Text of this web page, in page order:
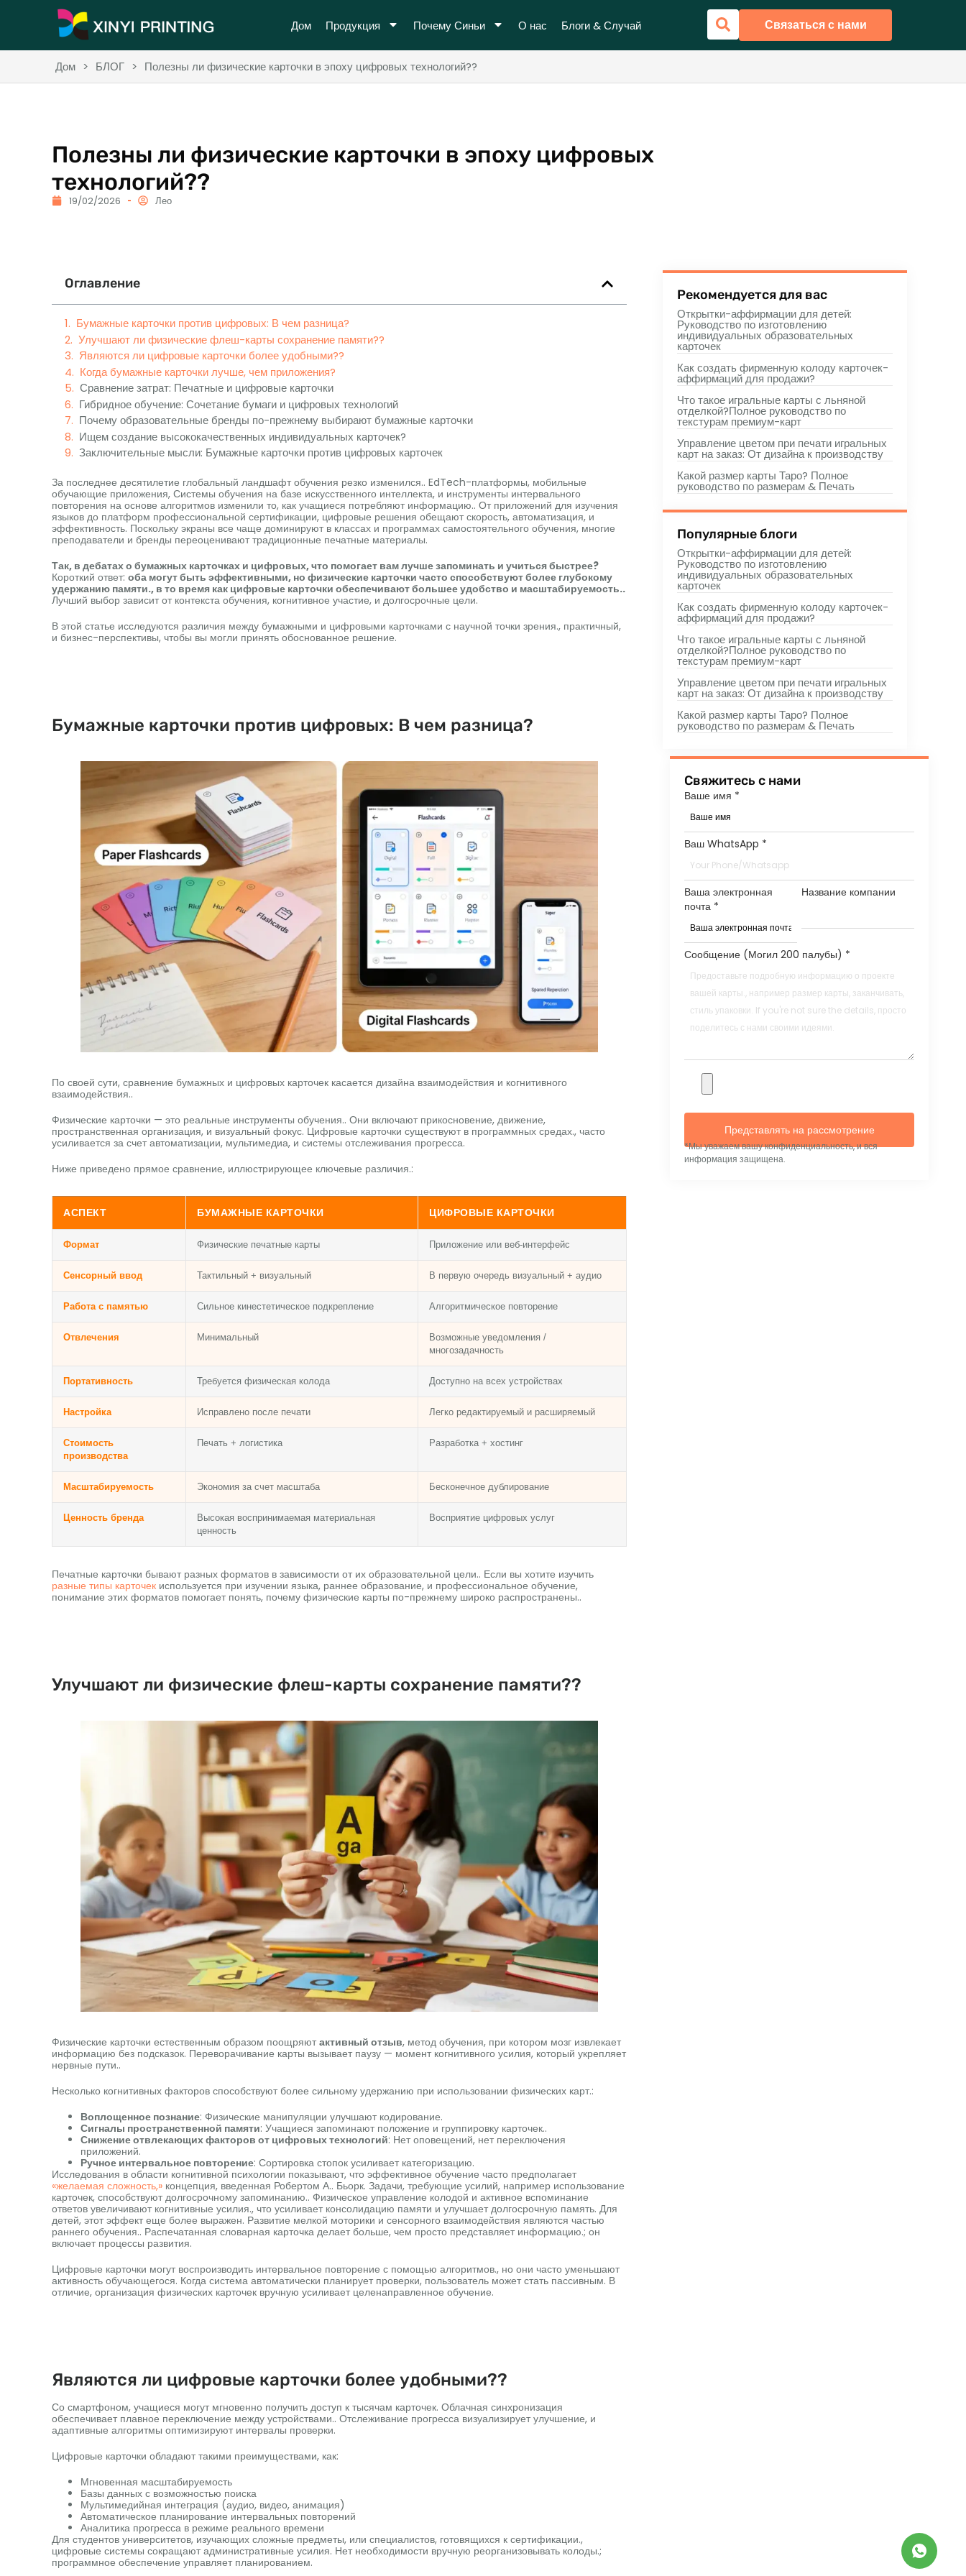
Дом Продукция Почему Синьи О нас Блоги & Случай Связаться с нами
Дом > БЛОГ > Полезны ли физические карточки в эпоху цифровых технологий??
Полезны ли физические карточки в эпоху цифровых
технологий??
19/02/2026 Лео
Оглавление
Бумажные карточки против цифровых: В чем разница?
Улучшают ли физические флеш-карты сохранение памяти??
Являются ли цифровые карточки более удобными??
Когда бумажные карточки лучше, чем приложения?
Сравнение затрат: Печатные и цифровые карточки
Гибридное обучение: Сочетание бумаги и цифровых технологий
Почему образовательные бренды по-прежнему выбирают бумажные карточки
Ищем создание высококачественных индивидуальных карточек?
Заключительные мысли: Бумажные карточки против цифровых карточек
За последнее десятилетие глобальный ландшафт обучения резко изменился.. EdTech-платформы, мобильные
обучающие приложения, Системы обучения на базе искусственного интеллекта, и инструменты интервального
повторения на основе алгоритмов изменили то, как учащиеся потребляют информацию.. От приложений для изучения
языков до платформ профессиональной сертификации, цифровые решения обещают скорость, автоматизация, и
эффективность. Поскольку экраны все чаще доминируют в классах и программах самостоятельного обучения, многие
преподаватели и бренды переоценивают традиционные печатные материалы.
Так, в дебатах о бумажных карточках и цифровых, что помогает вам лучше запоминать и учиться быстрее?
Короткий ответ: оба могут быть эффективными, но физические карточки часто способствуют более глубокому
удержанию памяти., в то время как цифровые карточки обеспечивают большее удобство и масштабируемость..
Лучший выбор зависит от контекста обучения, когнитивное участие, и долгосрочные цели.
В этой статье исследуются различия между бумажными и цифровыми карточками с научной точки зрения., практичный,
и бизнес-перспективы, чтобы вы могли принять обоснованное решение.
Бумажные карточки против цифровых: В чем разница?
По своей сути, сравнение бумажных и цифровых карточек касается дизайна взаимодействия и когнитивного
взаимодействия..
Физические карточки — это реальные инструменты обучения.. Они включают прикосновение, движение,
пространственная организация, и визуальный фокус. Цифровые карточки существуют в программных средах., часто
усиливается за счет автоматизации, мультимедиа, и системы отслеживания прогресса.
Ниже приведено прямое сравнение, иллюстрирующее ключевые различия.:
АСПЕКТ БУМАЖНЫЕ КАРТОЧКИ ЦИФРОВЫЕ КАРТОЧКИ
Формат Физические печатные карты Приложение или веб-интерфейс
Сенсорный ввод Тактильный + визуальный В первую очередь визуальный + аудио
Работа с памятью Сильное кинестетическое подкрепление Алгоритмическое повторение
Отвлечения Минимальный
Возможные уведомления /
многозадачность
Портативность Требуется физическая колода Доступно на всех устройствах
Настройка Исправлено после печати Легко редактируемый и расширяемый
Стоимость
производства
Печать + логистика Разработка + хостинг
Масштабируемость Экономия за счет масштаба Бесконечное дублирование
Ценность бренда
Высокая воспринимаемая материальная
ценность
Восприятие цифровых услуг
Печатные карточки бывают разных форматов в зависимости от их образовательной цели.. Если вы хотите изучить
разные типы карточек используется при изучении языка, раннее образование, и профессиональное обучение,
понимание этих форматов помогает понять, почему физические карты по-прежнему широко распространены..
Улучшают ли физические флеш-карты сохранение памяти??
Физические карточки естественным образом поощряют активный отзыв, метод обучения, при котором мозг извлекает
информацию без подсказок. Переворачивание карты вызывает паузу — момент когнитивного усилия, который укрепляет
нервные пути..
Несколько когнитивных факторов способствуют более сильному удержанию при использовании физических карт.:
Воплощенное познание: Физические манипуляции улучшают кодирование.
Сигналы пространственной памяти: Учащиеся запоминают положение и группировку карточек..
Снижение отвлекающих факторов от цифровых технологий: Нет оповещений, нет переключения
приложений.
Ручное интервальное повторение: Сортировка стопок усиливает категоризацию.
Исследования в области когнитивной психологии показывают, что эффективное обучение часто предполагает
«желаемая сложность,» концепция, введенная Робертом А.. Бьорк. Задачи, требующие усилий, например использование
карточек, способствуют долгосрочному запоминанию.. Физическое управление колодой и активное вспоминание
ответов увеличивают когнитивные усилия., что усиливает консолидацию памяти и улучшает долгосрочную память. Для
детей, этот эффект еще более выражен. Развитие мелкой моторики и сенсорного взаимодействия являются частью
раннего обучения.. Распечатанная словарная карточка делает больше, чем просто представляет информацию.; он
включает процессы развития.
Цифровые карточки могут воспроизводить интервальное повторение с помощью алгоритмов., но они часто уменьшают
активность обучающегося. Когда система автоматически планирует проверки, пользователь может стать пассивным. В
отличие, организация физических карточек вручную усиливает целенаправленное обучение.
Являются ли цифровые карточки более удобными??
Со смартфоном, учащиеся могут мгновенно получить доступ к тысячам карточек. Облачная синхронизация
обеспечивает плавное переключение между устройствами.. Отслеживание прогресса визуализирует улучшение, и
адаптивные алгоритмы оптимизируют интервалы проверки.
Цифровые карточки обладают такими преимуществами, как:
Мгновенная масштабируемость
Базы данных с возможностью поиска
Мультимедийная интеграция (аудио, видео, анимация)
Автоматическое планирование интервальных повторений
Аналитика прогресса в режиме реального времени
Для студентов университетов, изучающих сложные предметы, или специалистов, готовящихся к сертификации.,
цифровые системы сокращают административные усилия. Нет необходимости вручную реорганизовывать колоды.;
программное обеспечение управляет планированием.
Рекомендуется для вас
Открытки-аффирмации для детей:
Руководство по изготовлению
индивидуальных образовательных
карточек
Как создать фирменную колоду карточек-
аффирмаций для продажи?
Что такое игральные карты с льняной
отделкой?Полное руководство по
текстурам премиум-карт
Управление цветом при печати игральных
карт на заказ: От дизайна к производству
Какой размер карты Таро? Полное
руководство по размерам & Печать
Популярные блоги
Открытки-аффирмации для детей:
Руководство по изготовлению
индивидуальных образовательных
карточек
Как создать фирменную колоду карточек-
аффирмаций для продажи?
Что такое игральные карты с льняной
отделкой?Полное руководство по
текстурам премиум-карт
Управление цветом при печати игральных
карт на заказ: От дизайна к производству
Какой размер карты Таро? Полное
руководство по размерам & Печать
Свяжитесь с нами
Ваше имя *
Ваш WhatsApp *
Ваша электронная
почта *
Название компании
Сообщение (Могил 200 палубы) *
Представлять на рассмотрение
*Мы уважаем вашу конфиденциальность, и вся
информация защищена.